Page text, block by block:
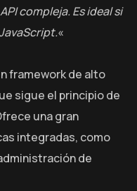
compleja. Es ideal si
«
framework de alto
sigue el principio de
una gran
integradas, como
de